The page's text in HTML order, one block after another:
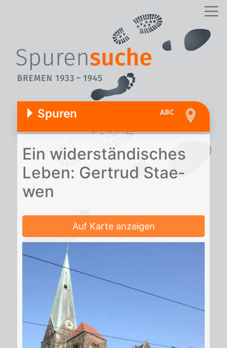
Spuren
Ein wi­der­stän­di­sches
Le­ben: Ger­trud Stae­
wen
Auf Karte anzeigen